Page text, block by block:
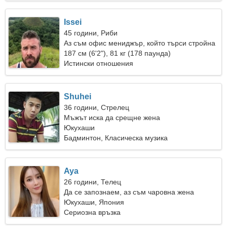
Issei
45 години, Риби
Аз съм офис мениджър, който търси стройна
жена
187 см (6'2"), 81 кг (178 паунда)
Истински отношения
Shuhei
36 години, Стрелец
Мъжът иска да срещне жена
Юкухаши
Бадминтон, Класическа музика
Aya
26 години, Телец
Да се запознаем, аз съм чаровна жена
Юкухаши, Япония
Сериозна връзка